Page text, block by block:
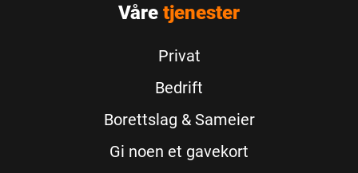
Facebook
TwitterInstagram
Youtube
Våre tjenester
Privat
Bedrift
Borettslag & Sameier
Gi noen et gavekort